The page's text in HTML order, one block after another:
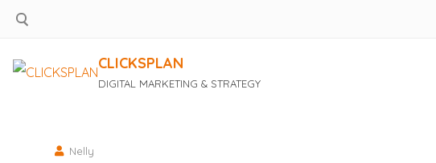
contenido
CLICKSPLAN
DIGITAL MARKETING & STRATEGY
Nelly